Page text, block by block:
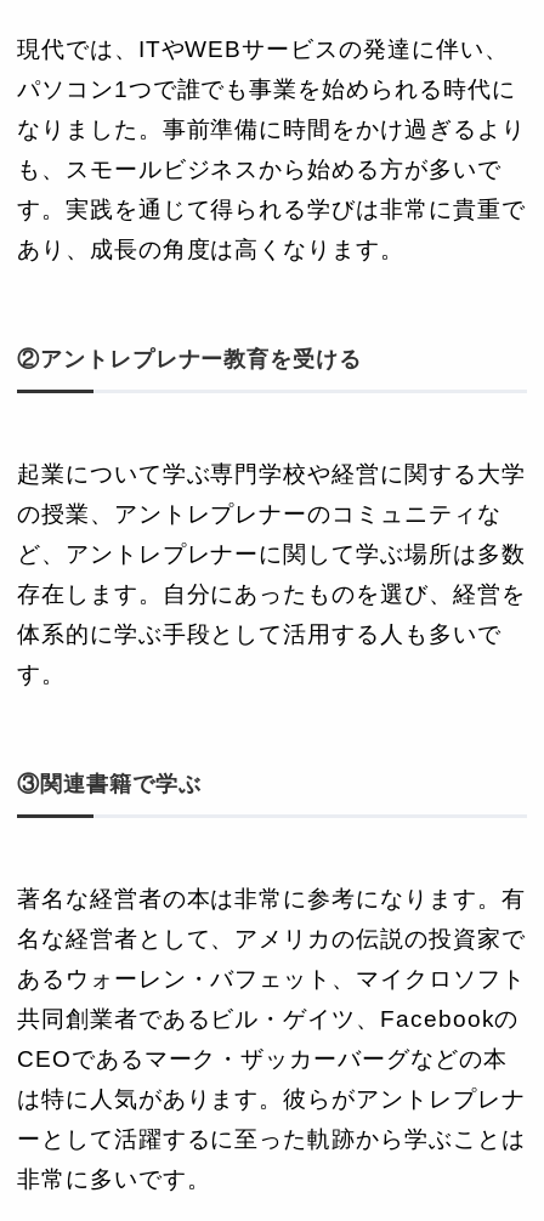
現代では、ITやWEBサービスの発達に伴い、
パソコン1つで誰でも事業を始められる時代に
なりました。事前準備に時間をかけ過ぎるより
も、スモールビジネスから始める方が多いで
す。実践を通じて得られる学びは非常に貴重で
あり、成長の角度は高くなります。
②アントレプレナー教育を受ける
起業について学ぶ専門学校や経営に関する大学
の授業、アントレプレナーのコミュニティな
ど、アントレプレナーに関して学ぶ場所は多数
存在します。自分にあったものを選び、経営を
体系的に学ぶ手段として活用する人も多いで
す。
③関連書籍で学ぶ
著名な経営者の本は非常に参考になります。有
名な経営者として、アメリカの伝説の投資家で
あるウォーレン・バフェット、マイクロソフト
共同創業者であるビル・ゲイツ、Facebookの
CEOであるマーク・ザッカーバーグなどの本
は特に人気があります。彼らがアントレプレナ
ーとして活躍するに至った軌跡から学ぶことは
非常に多いです。